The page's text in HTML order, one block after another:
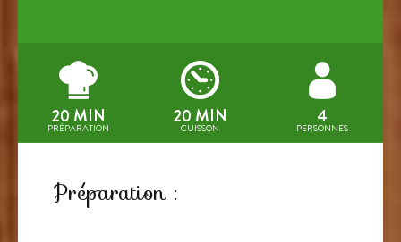
20 MIN
PRÉPARATION
20 MIN
CUISSON
4
PERSONNES
Préparation :